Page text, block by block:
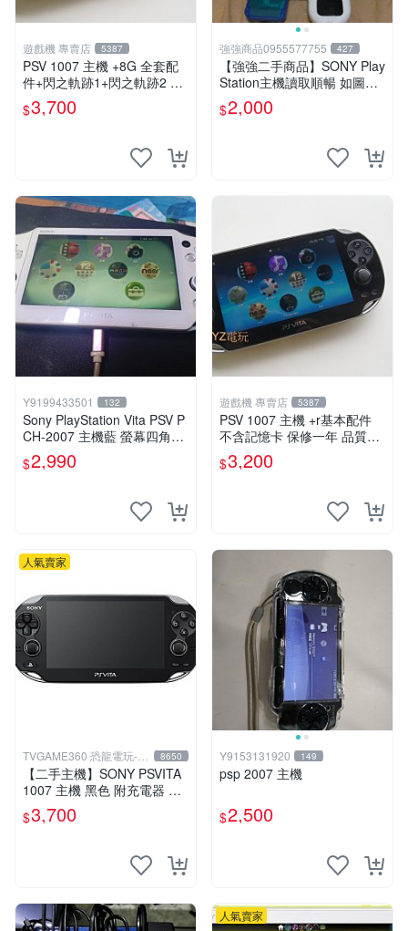
遊戲機 專賣店 5387
PSV 1007 主機 +8G 全套配
件+閃之軌跡1+閃之軌跡2 保
修一年 品質有保障
$3,700
強強商品0955577755 427
【強強二手商品】SONY Play
Station主機讀取順暢 如圖全
部 ! 外觀完整乾淨
$2,000
Y9199433501 132
Sony PlayStation Vita PSV P
CH-2007 主機藍 螢幕四角略
暗 可安裝遊戲 系統3.74書
$2,990
遊戲機 專賣店 5387
PSV 1007 主機 +r基本配件
不含記憶卡 保修一年 品質有
保障
$3,200
人氣賣家
TVGAME360 恐龍電玩-台
中店
8650
【二手主機】SONY PSVITA
1007 主機 黑色 附充電器 US
B傳輸線 PS VITA PSV【台中
恐龍電玩】
$3,700
Y9153131920 149
psp 2007 主機
$2,500
人氣賣家